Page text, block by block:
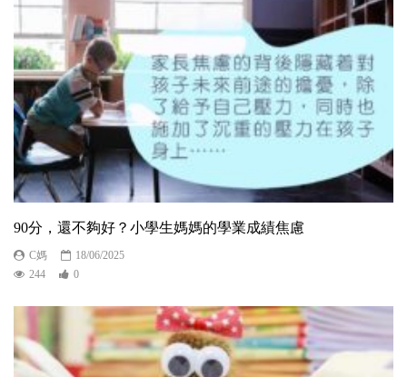
90分，還不夠好？小學生媽媽的學業成績焦慮
C媽
18/06/2025
244
0